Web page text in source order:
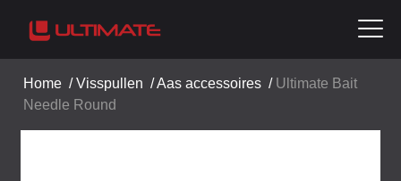
Home /Visspullen /Aas accessoires / Ultimate Bait
Needle Round